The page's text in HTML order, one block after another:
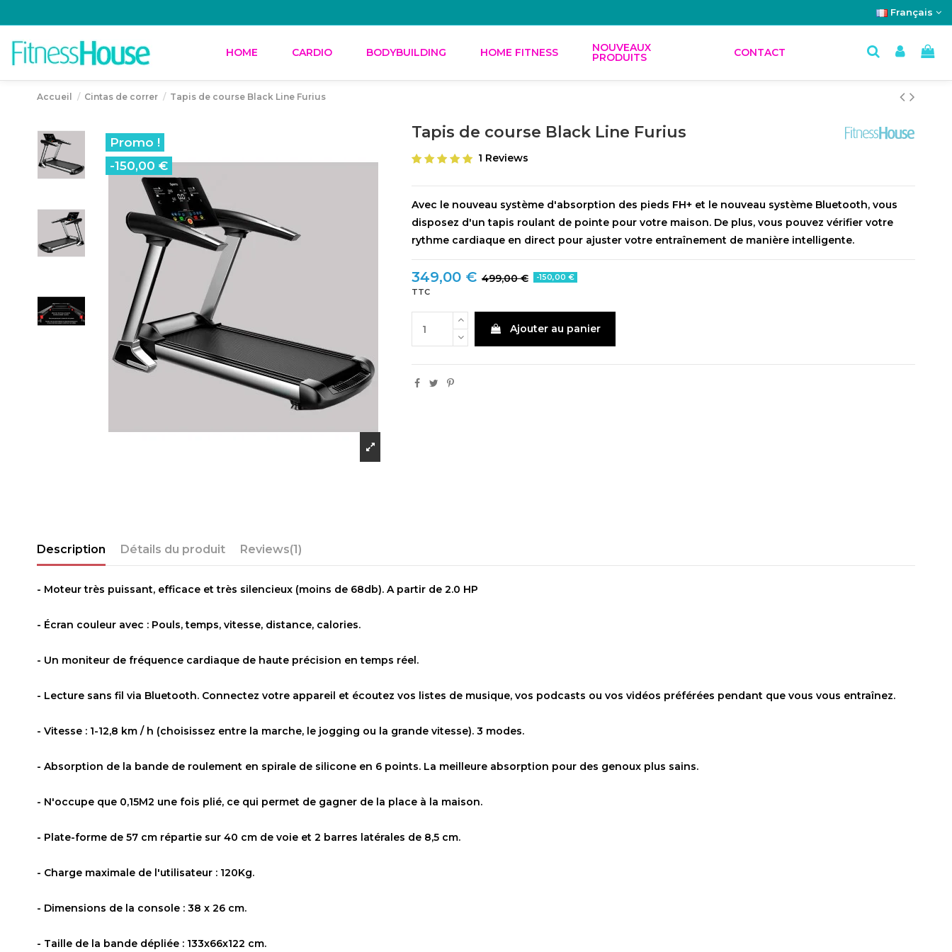
Français
HOME CARDIO BODYBUILDING HOME FITNESS NOUVEAUX
PRODUITS CONTACT
Accueil Cintas de correr Tapis de course Black Line Furius
Promo !
-150,00 €
Tapis de course Black Line Furius
1 Reviews
Avec le nouveau système d'absorption des pieds FH+ et le nouveau système Bluetooth, vous
disposez d'un tapis roulant de pointe pour votre maison. De plus, vous pouvez vérifier votre
rythme cardiaque en direct pour ajuster votre entraînement de manière intelligente.
349,00 € 499,00 € -150,00 €
TTC
Ajouter au panier
Description Détails du produit Reviews(1)
- Moteur très puissant, efficace et très silencieux (moins de 68db). A partir de 2.0 HP
- Écran couleur avec : Pouls, temps, vitesse, distance, calories.
- Un moniteur de fréquence cardiaque de haute précision en temps réel.
- Lecture sans fil via Bluetooth. Connectez votre appareil et écoutez vos listes de musique, vos podcasts ou vos vidéos préférées pendant que vous vous entraînez.
- Vitesse : 1-12,8 km / h (choisissez entre la marche, le jogging ou la grande vitesse). 3 modes.
- Absorption de la bande de roulement en spirale de silicone en 6 points. La meilleure absorption pour des genoux plus sains.
- N'occupe que 0,15M2 une fois plié, ce qui permet de gagner de la place à la maison.
- Plate-forme de 57 cm répartie sur 40 cm de voie et 2 barres latérales de 8,5 cm.
- Charge maximale de l'utilisateur : 120Kg.
- Dimensions de la console : 38 x 26 cm.
- Taille de la bande dépliée : 133x66x122 cm.